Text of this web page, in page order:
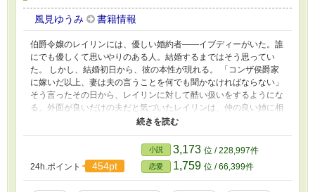
風見ゆうみ 書籍情報
伯爵令嬢のレイリンには、優しい婚約者――イブディーがいた。誰
にでも優しくて思いやりのある人。結婚するまではそう思ってい
た。 しかし、結婚初日から、彼の本性が現れる。 「コンザ侯爵家
に嫁いだ以上、妻は夫の言うことを何でも聞かなければならない」
そう言ったその日から、レイリンに対して酷い扱いをするようにな
る。外面が良いだけの夫だと気づいたレイリンは、仲の良い姉に相
談をするが、姉は密かに夫と通じていた。 そのことを知ったレイ
リンは、夫のモラハラ、義母からの嫌がらせに対して我慢すること
24h.ポイント 454pt
小説 3,173 位 / 228,997件
恋愛 1,759 位 / 66,399件